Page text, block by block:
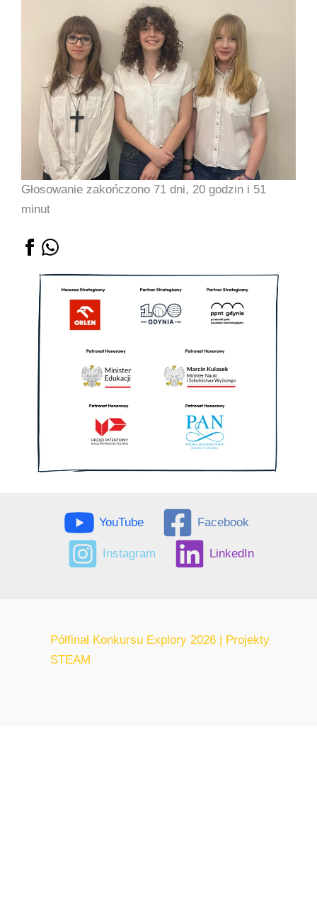
Głosowanie zakończono 71 dni, 20 godzin i 51
minut
YouTube Facebook
Instagram LinkedIn
Półfinał Konkursu Explory 2026 | Projekty
STEAM